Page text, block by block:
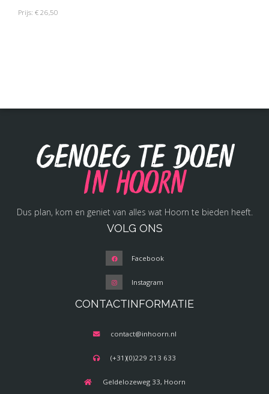
Prijs: € 26,50
Genoeg te doen
in Hoorn
Dus plan, kom en geniet van alles wat Hoorn te bieden heeft.
VOLG ONS
Facebook
Instagram
CONTACTINFORMATIE
contact@inhoorn.nl
(+31)(0)229 213 633
Geldelozeweg 33, Hoorn